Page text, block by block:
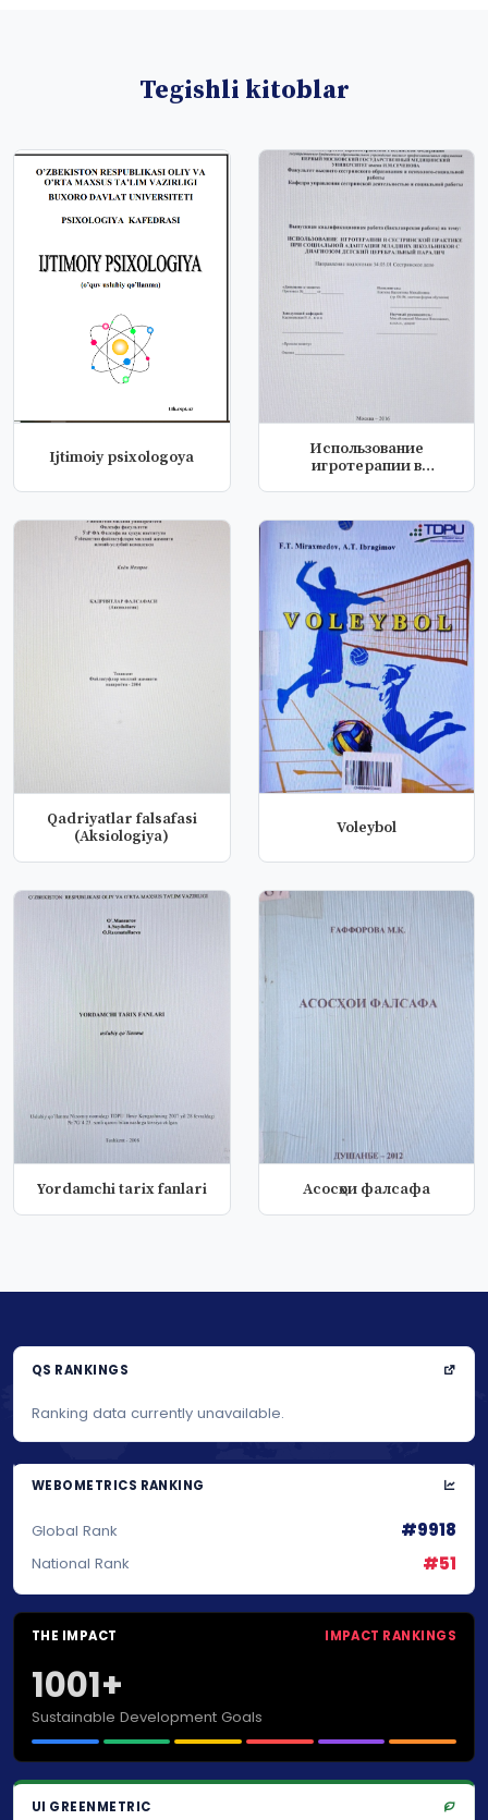
Tegishli kitoblar
Ijtimoiy psixologoya
Использование
игротерапии в
Qadriyatlar falsafasi
(Aksiologiya)
Voleybol
Yordamchi tarix fanlari Асосҳои фалсафа
QS RANKINGS
Ranking data currently unavailable.
WEBOMETRICS RANKING
Global Rank #9918
National Rank #51
THE IMPACT IMPACT RANKINGS
1001+
Sustainable Development Goals
UI GREENMETRIC